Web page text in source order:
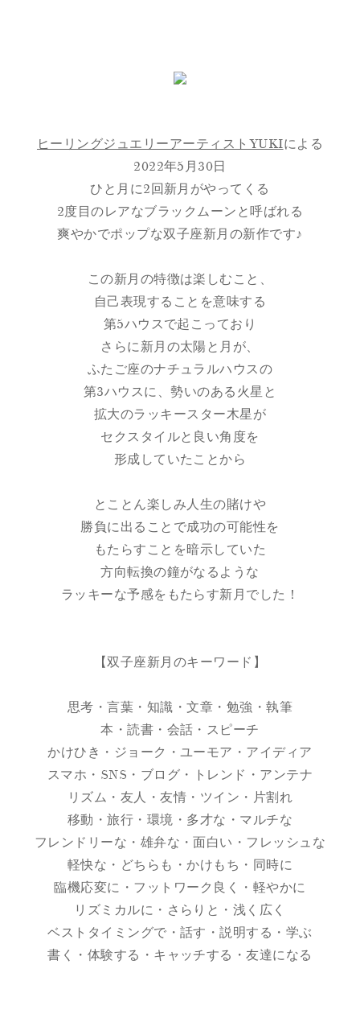
ヒーリングジュエリーアーティストYUKIによる
2022年5月30日
ひと月に2回新月がやってくる
2度目のレアなブラックムーンと呼ばれる
爽やかでポップな双子座新月の新作です♪
この新月の特徴は楽しむこと、
自己表現することを意味する
第5ハウスで起こっており
さらに新月の太陽と月が、
ふたご座のナチュラルハウスの
第3ハウスに、勢いのある火星と
拡大のラッキースター木星が
セクスタイルと良い角度を
形成していたことから
とことん楽しみ人生の賭けや
勝負に出ることで成功の可能性を
もたらすことを暗示していた
方向転換の鐘がなるような
ラッキーな予感をもたらす新月でした！
【双子座新月のキーワード】
思考・言葉・知識・文章・勉強・執筆
本・読書・会話・スピーチ
かけひき・ジョーク・ユーモア・アイディア
スマホ・SNS・ブログ・トレンド・アンテナ
リズム・友人・友情・ツイン・片割れ
移動・旅行・環境・多才な・マルチな
フレンドリーな・雄弁な・面白い・フレッシュな
軽快な・どちらも・かけもち・同時に
臨機応変に・フットワーク良く・軽やかに
リズミカルに・さらりと・浅く広く
ベストタイミングで・話す・説明する・学ぶ
書く・体験する・キャッチする・友達になる